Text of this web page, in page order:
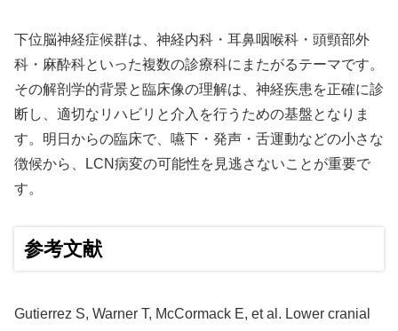
下位脳神経症候群は、神経内科・耳鼻咽喉科・頭頸部外
科・麻酔科といった複数の診療科にまたがるテーマです。
その解剖学的背景と臨床像の理解は、神経疾患を正確に診
断し、適切なリハビリと介入を行うための基盤となりま
す。明日からの臨床で、嚥下・発声・舌運動などの小さな
徴候から、LCN病変の可能性を見逃さないことが重要で
す。
参考文献
Gutierrez S, Warner T, McCormack E, et al. Lower cranial